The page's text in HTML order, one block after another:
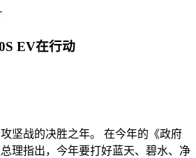
EV在行动
战的决胜之年。 在今年的《政府
理指出，今年要打好蓝天、碧水、净